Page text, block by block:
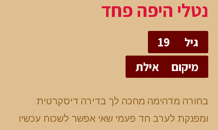
נטלי היפה פחד
גיל
19
מיקום
אילת
בחורה מדהימה מחכה לך בדירה דיסקרטית
ומפנקת לערב חד פעמי שאי אפשר לשכוח עכשיו